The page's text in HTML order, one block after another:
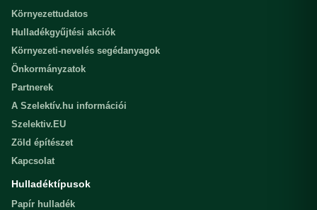
Környezettudatos
Hulladékgyűjtési akciók
Környezeti-nevelés segédanyagok
Önkormányzatok
Partnerek
A Szelektív.hu információi
Szelektiv.EU
Zöld építészet
Kapcsolat
Hulladéktípusok
Papír hulladék